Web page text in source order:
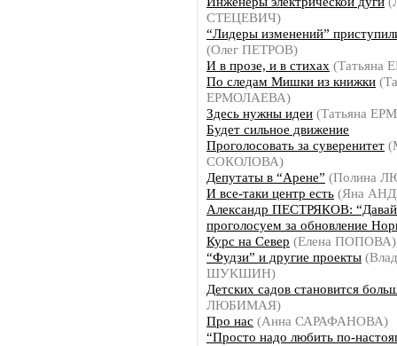
СТЕЦЕВИЧ)
“Лидеры изменений”
(Олег ПЕТРОВ)
И в прозе, и в стихах (Татьяна
По следам Мишки из книжки
ЕРМОЛАЕВА)
Здесь нужны идеи (Татьяна
Будет сильное движение
Проголосовать за суверенитет
СОКОЛОВА)
Депутаты в “Арене” (Полина
И все-таки центр есть (Яна
Александр ПЕСТРЯКОВ:
проголосуем за обновление
Курс на Север (Елена ПОПОВА)
“Фудзи” и другие проекты
ШУКШИН)
Детских садов становится
ЛЮБИМАЯ)
Про нас (Анна САРАФАНОВА)
“Просто надо любить по-